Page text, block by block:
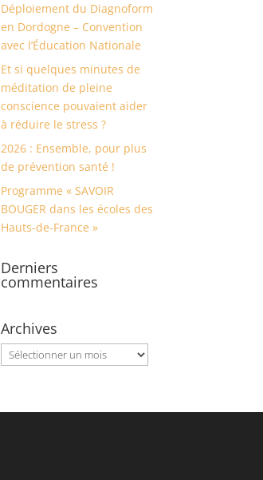
Déploiement du Diagnoform
en Dordogne – Convention
avec l’Éducation Nationale
Et si quelques minutes de
méditation de pleine
conscience pouvaient aider
à réduire le stress ?
2026 : Ensemble, pour plus
de prévention santé !
Programme « SAVOIR
BOUGER dans les écoles des
Hauts-de-France »
Derniers
commentaires
Archives
Archives